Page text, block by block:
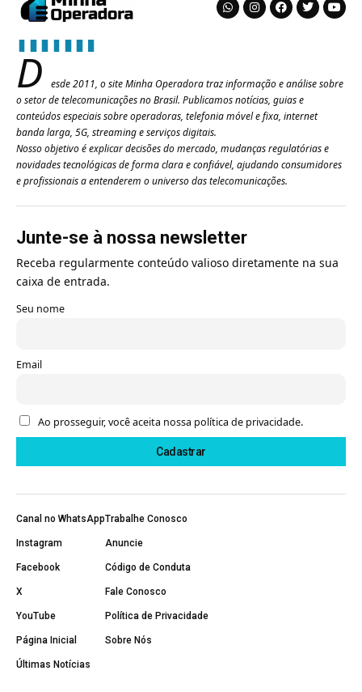
D
esde 2011, o site Minha Operadora traz informação e análise sobre
o setor de telecomunicações no Brasil. Publicamos notícias, guias e
conteúdos especiais sobre operadoras, telefonia móvel e fixa, internet
banda larga, 5G, streaming e serviços digitais.
Nosso objetivo é explicar decisões do mercado, mudanças regulatórias e
novidades tecnológicas de forma clara e confiável, ajudando consumidores
e profissionais a entenderem o universo das telecomunicações.
Junte-se à nossa newsletter
Receba regularmente conteúdo valioso diretamente na sua
caixa de entrada.
Seu nome
Email
Ao prosseguir, você aceita nossa política de privacidade.
Canal no WhatsApp
Instagram
Facebook
X
YouTube
Página Inicial
Últimas Notícias
Trabalhe Conosco
Anuncie
Código de Conduta
Fale Conosco
Política de Privacidade
Sobre Nós